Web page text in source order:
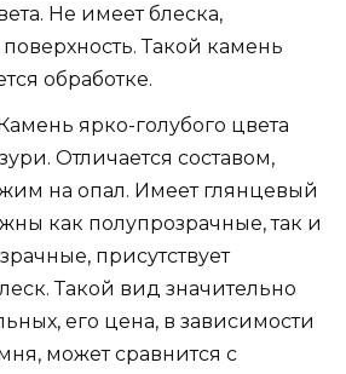
Не имеет блеска,
Такой камень
обработке.
ярко-голубого цвета
Отличается составом,
на опал. Имеет глянцевый
как полупрозрачные, так и
присутствует
Такой вид значительно
его цена, в зависимости
может сравнится с